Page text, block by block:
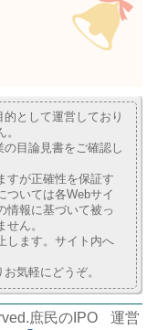
として運営しており
の目論見書をご確認し
すが正確性を保証す
ついては各Webサイ
情報に基づいて被っ
ん。
します。サイト内へ
お気軽にどうぞ。
庶民のIPO
運営